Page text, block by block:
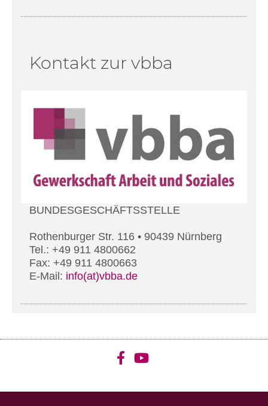
Kontakt zur vbba
BUNDESGESCHÄFTSSTELLE
Rothenburger Str. 116 • 90439 Nürnberg
Tel.: +49 911 4800662
Fax: +49 911 4800663
E-Mail: info(at)vbba.de